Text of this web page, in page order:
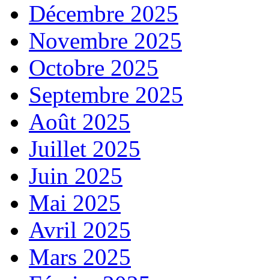
Décembre 2025
Novembre 2025
Octobre 2025
Septembre 2025
Août 2025
Juillet 2025
Juin 2025
Mai 2025
Avril 2025
Mars 2025